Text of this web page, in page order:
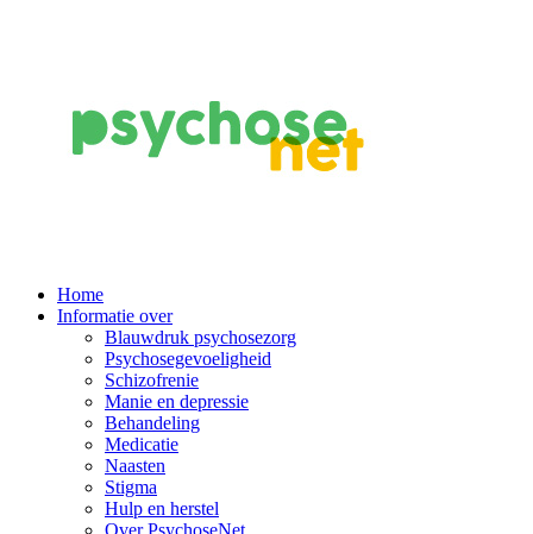
Main
Navigation
Home
Informatie over
Blauwdruk psychosezorg
Psychosegevoeligheid
Schizofrenie
Manie en depressie
Behandeling
Medicatie
Naasten
Stigma
Hulp en herstel
Over PsychoseNet